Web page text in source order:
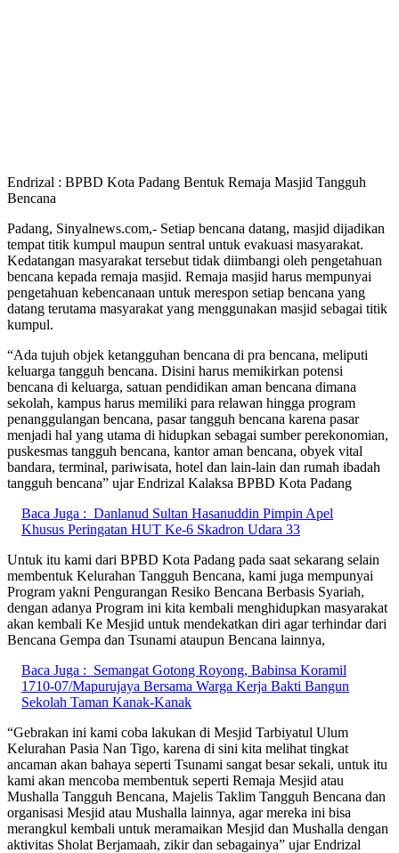
Endrizal : BPBD Kota Padang Bentuk Remaja Masjid Tangguh
Bencana
Padang, Sinyalnews.com,- Setiap bencana datang, masjid dijadikan
tempat titik kumpul maupun sentral untuk evakuasi masyarakat.
Kedatangan masyarakat tersebut tidak diimbangi oleh pengetahuan
bencana kepada remaja masjid. Remaja masjid harus mempunyai
pengetahuan kebencanaan untuk merespon setiap bencana yang
datang terutama masyarakat yang menggunakan masjid sebagai titik
kumpul.
“Ada tujuh objek ketangguhan bencana di pra bencana, meliputi
keluarga tangguh bencana. Disini harus memikirkan potensi
bencana di keluarga, satuan pendidikan aman bencana dimana
sekolah, kampus harus memiliki para relawan hingga program
penanggulangan bencana, pasar tangguh bencana karena pasar
menjadi hal yang utama di hidupkan sebagai sumber perekonomian,
puskesmas tangguh bencana, kantor aman bencana, obyek vital
bandara, terminal, pariwisata, hotel dan lain-lain dan rumah ibadah
tangguh bencana” ujar Endrizal Kalaksa BPBD Kota Padang
Baca Juga : Danlanud Sultan Hasanuddin Pimpin Apel
Khusus Peringatan HUT Ke-6 Skadron Udara 33
Untuk itu kami dari BPBD Kota Padang pada saat sekarang selain
membentuk Kelurahan Tangguh Bencana, kami juga mempunyai
Program yakni Pengurangan Resiko Bencana Berbasis Syariah,
dengan adanya Program ini kita kembali menghidupkan masyarakat
akan kembali Ke Mesjid untuk mendekatkan diri agar terhindar dari
Bencana Gempa dan Tsunami ataupun Bencana lainnya,
Baca Juga : Semangat Gotong Royong, Babinsa Koramil
1710-07/Mapurujaya Bersama Warga Kerja Bakti Bangun
Sekolah Taman Kanak-Kanak
“Gebrakan ini kami coba lakukan di Mesjid Tarbiyatul Ulum
Kelurahan Pasia Nan Tigo, karena di sini kita melihat tingkat
ancaman akan bahaya seperti Tsunami sangat besar sekali, untuk itu
kami akan mencoba membentuk seperti Remaja Mesjid atau
Mushalla Tangguh Bencana, Majelis Taklim Tangguh Bencana dan
organisasi Mesjid atau Mushalla lainnya, agar mereka ini bisa
merangkul kembali untuk meramaikan Mesjid dan Mushalla dengan
aktivitas Sholat Berjamaah, zikir dan sebagainya” ujar Endrizal